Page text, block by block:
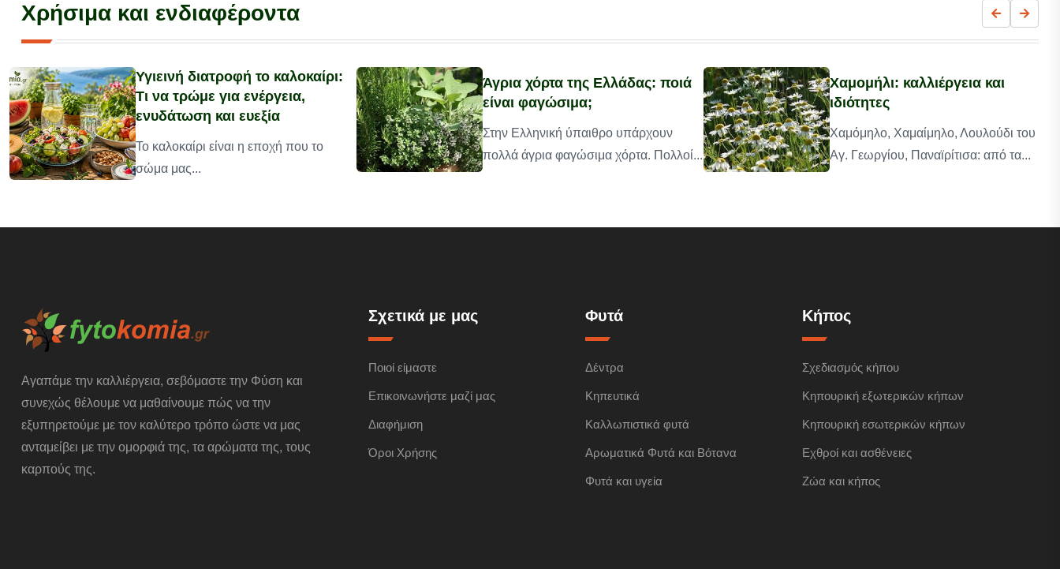
Χρήσιμα και ενδιαφέροντα
Υγιεινή διατροφή το καλοκαίρι:
Τι να τρώμε για ενέργεια,
ενυδάτωση και ευεξία
Το καλοκαίρι είναι η εποχή που το
σώμα μας...
Άγρια χόρτα της Ελλάδας: ποιά
είναι φαγώσιμα;
Στην Ελληνική ύπαιθρο υπάρχουν
πολλά άγρια φαγώσιμα χόρτα. Πολλοί...
Χαμομήλι: καλλιέργεια και
ιδιότητες
Χαμόμηλο, Χαμαίμηλο, Λουλούδι του
Αγ. Γεωργίου, Παναϊρίτισα: από τα...
Αγαπάμε την καλλιέργεια, σεβόμαστε την Φύση και
συνεχώς θέλουμε να μαθαίνουμε πώς να την
εξυπηρετούμε με τον καλύτερο τρόπο ώστε να μας
ανταμείβει με την ομορφιά της, τα αρώματα της, τους
καρπούς της.
Σχετικά με μας
Ποιοί είμαστε
Επικοινωνήστε μαζί μας
Διαφήμιση
Όροι Χρήσης
Φυτά
Δέντρα
Κηπευτικά
Καλλωπιστικά φυτά
Αρωματικά Φυτά και Βότανα
Φυτά και υγεία
Κήπος
Σχεδιασμός κήπου
Κηπουρική εξωτερικών κήπων
Κηπουρική εσωτερικών κήπων
Εχθροί και ασθένειες
Ζώα και κήπος